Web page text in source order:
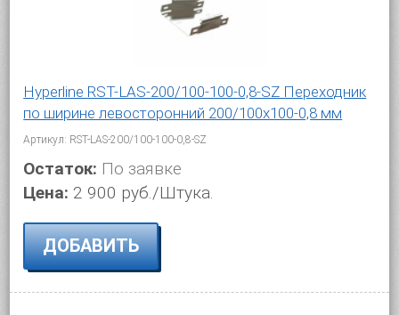
Hyperline RST-LAS-200/100-100-0,8-SZ Переходник
по ширине левосторонний 200/100x100-0,8 мм
Артикул: RST-LAS-200/100-100-0,8-SZ
Остаток: По заявке
Цена: 2 900 руб./Штука.
ДОБАВИТЬ